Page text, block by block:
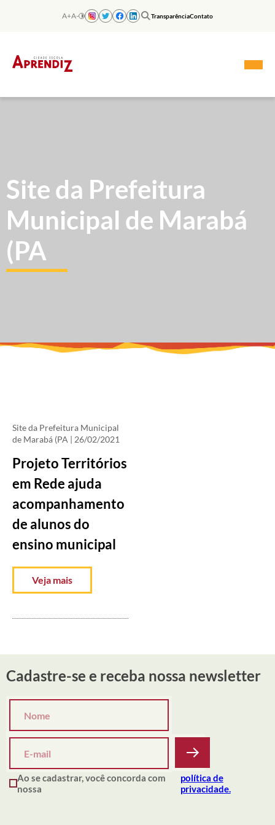
A+A- TransparênciaContato
Site da Prefeitura
Municipal de Marabá
(PA
Site da Prefeitura Municipal
de Marabá (PA | 26/02/2021
Projeto Territórios
em Rede ajuda
acompanhamento
de alunos do
ensino municipal
Veja mais
Cadastre-se e receba nossa newsletter
Ao se cadastrar, você concorda com
nossa
política de
privacidade.